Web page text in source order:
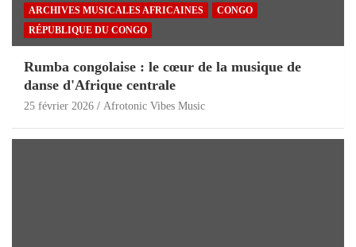
ARCHIVES MUSICALES AFRICAINES
CONGO
RÉPUBLIQUE DU CONGO
Rumba congolaise : le cœur de la musique de
danse d'Afrique centrale
25 février 2026 Afrotonic Vibes Music